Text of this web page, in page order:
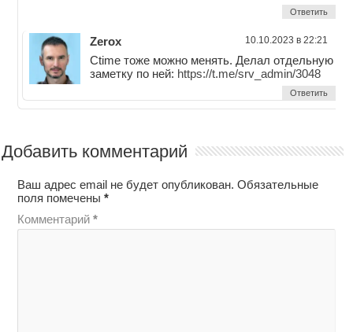
Ответить
Zerox 10.10.2023 в 22:21
Ctime тоже можно менять. Делал отдельную
заметку по ней: https://t.me/srv_admin/3048
Ответить
Добавить комментарий
Ваш адрес email не будет опубликован. Обязательные
поля помечены*
Комментарий*